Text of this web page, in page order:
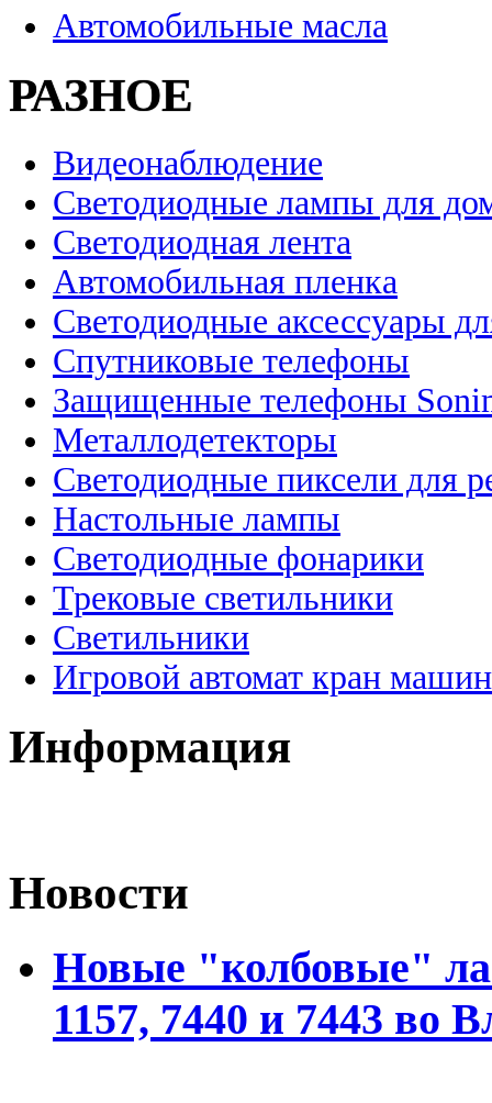
Автомобильные масла
РАЗНОЕ
Видеонаблюдение
Светодиодные лампы для
Светодиодная лента
Автомобильная пленка
Светодиодные аксессуары
Спутниковые телефоны
Защищенные телефоны
Металлодетекторы
Светодиодные пиксели для
Настольные лампы
Светодиодные фонарики
Трековые светильники
Светильники
Игровой автомат кран
Информация
Новости
Новые "колбовые"
1157, 7440 и 7443 во